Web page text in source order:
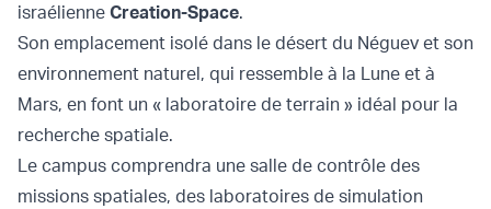
israélienne Creation-Space.
Son emplacement isolé dans le désert du Néguev et son
environnement naturel, qui ressemble à la Lune et à
Mars, en font un « laboratoire de terrain » idéal pour la
recherche spatiale.
Le campus comprendra une salle de contrôle des
missions spatiales, des laboratoires de simulation